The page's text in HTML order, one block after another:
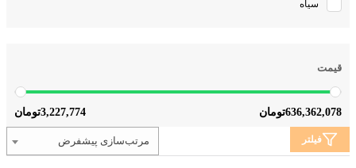
سیاه
قیمت
3,227,774تومان 636,362,078تومان
مرتب‌سازی پیشفرض فیلتر